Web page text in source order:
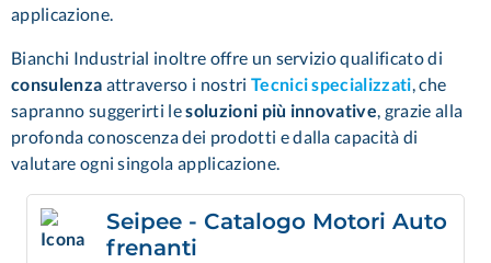
applicazione.
Bianchi Industrial inoltre offre un servizio qualificato di
consulenza attraverso i nostri Tecnici specializzati,che
sapranno suggerirti lesoluzioni più innovative, grazie alla
profonda conoscenza dei prodotti e dalla capacità di
valutare ogni singola applicazione.
Seipee - Catalogo Motori Auto
frenanti